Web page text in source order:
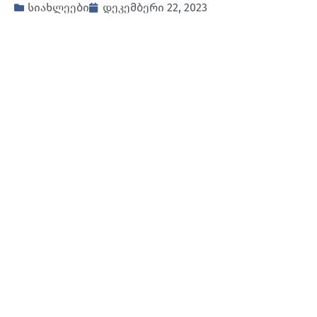
სიახლეები დეკემბერი 22, 2023